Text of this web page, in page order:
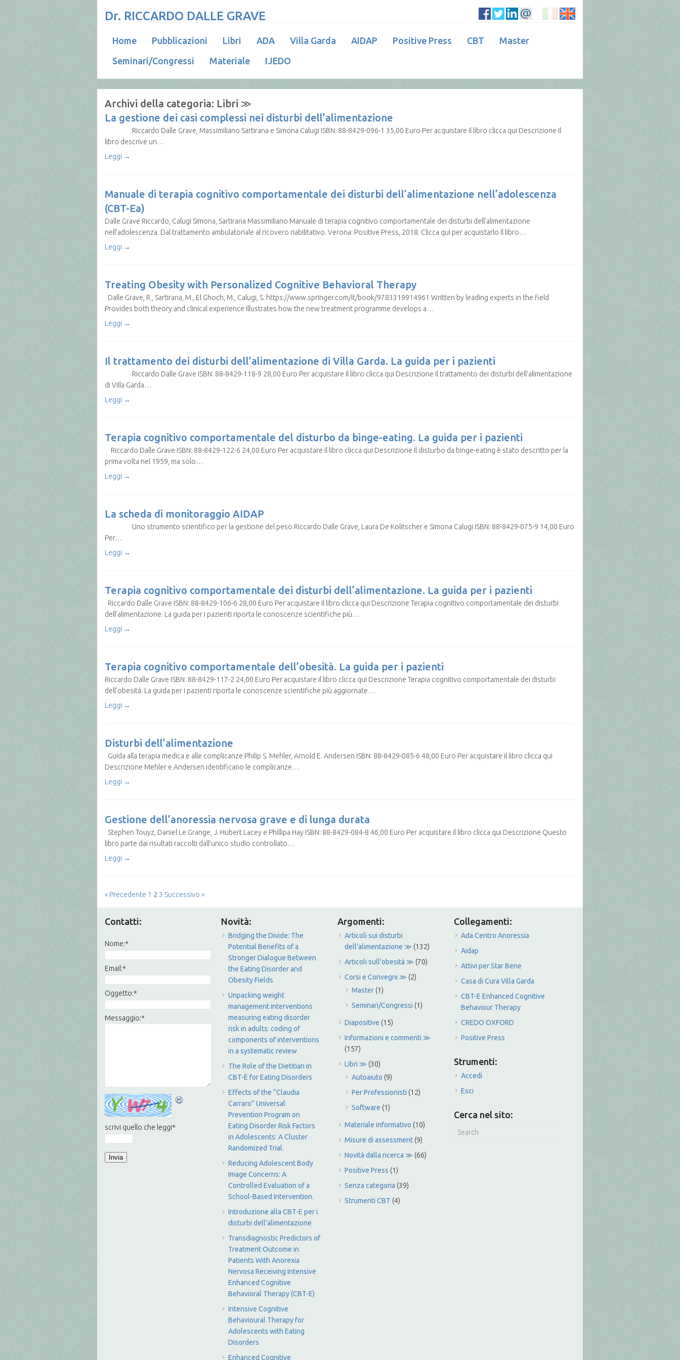
Dr. RICCARDO DALLE GRAVE
Home Pubblicazioni Libri ADA Villa Garda AIDAP Positive Press CBT
Master
Seminari/Congressi
Materiale IJEDO
Archivi della categoria: Libri ≫
La gestione dei casi complessi nei disturbi dell’alimentazione
Riccardo Dalle Grave, Massimiliano Sartirana e Simona Calugi ISBN: 88-8429-096-1 35,00 Euro Per acquistare il libro clicca qui Descrizione Il
libro descrive un…
Leggi →
Manuale di terapia cognitivo comportamentale dei disturbi dell’alimentazione nell’adolescenza
(CBT-Ea)
Dalle Grave Riccardo, Calugi Simona, Sartirana Massimiliano Manuale di terapia cognitivo comportamentale dei disturbi dell’alimentazione
nell’adolescenza. Dal trattamento ambulatoriale al ricovero riabilitativo. Verona: Positive Press, 2018. Clicca qui per acquistarlo Il libro…
Leggi →
Treating Obesity with Personalized Cognitive Behavioral Therapy
Dalle Grave, R., Sartirana, M., El Ghoch, M., Calugi, S. https://www.springer.com/it/book/9783319914961 Written by leading experts in the field
Provides both theory and clinical experience Illustrates how the new treatment programme develops a…
Leggi →
Il trattamento dei disturbi dell’alimentazione di Villa Garda. La guida per i pazienti
Riccardo Dalle Grave ISBN: 88-8429-118-9 28,00 Euro Per acquistare il libro clicca qui Descrizione Il trattamento dei disturbi dell’alimentazione
di Villa Garda…
Leggi →
Terapia cognitivo comportamentale del disturbo da binge-eating. La guida per i pazienti
Riccardo Dalle Grave ISBN: 88-8429-122-6 24,00 Euro Per acquistare il libro clicca qui Descrizione Il disturbo da binge-eating è stato descritto per la
prima volta nel 1959, ma solo…
Leggi →
La scheda di monitoraggio AIDAP
Uno strumento scientifico per la gestione del peso Riccardo Dalle Grave, Laura De Kolitscher e Simona Calugi ISBN: 88-8429-075-9 14,00 Euro
Per…
Leggi →
Terapia cognitivo comportamentale dei disturbi dell’alimentazione. La guida per i pazienti
Riccardo Dalle Grave ISBN: 88-8429-106-6 28,00 Euro Per acquistare il libro clicca qui Descrizione Terapia cognitivo comportamentale dei disturbi
dell’alimentazione. La guida per i pazienti riporta le conoscenze scientifiche più…
Leggi →
Terapia cognitivo comportamentale dell’obesità. La guida per i pazienti
Riccardo Dalle Grave ISBN: 88-8429-117-2 24,00 Euro Per acquistare il libro clicca qui Descrizione Terapia cognitivo comportamentale dei disturbi
dell’obesità. La guida per i pazienti riporta le conoscenze scientifiche più aggiornate…
Leggi →
Disturbi dell’alimentazione
Guida alla terapia medica e alle complicanze Philip S. Mehler, Arnold E. Andersen ISBN: 88-8429-085-6 48,00 Euro Per acquistare il libro clicca qui
Descrizione Mehler e Andersen identificano le complicanze…
Leggi →
Gestione dell’anoressia nervosa grave e di lunga durata
Stephen Touyz, Daniel Le Grange, J. Hubert Lacey e Phillipa Hay ISBN: 88-8429-084-8 46,00 Euro Per acquistare il libro clicca qui Descrizione Questo
libro parte dai risultati raccolti dall’unico studio controllato…
Leggi →
« Precedente 1 2 3 Successivo »
Contatti:
Nome:*
Email:*
Oggetto:*
Messaggio:*
scrivi quello che leggi*
Novità:
Bridging the Divide: The
Potential Benefits of a
Stronger Dialogue Between
the Eating Disorder and
Obesity Fields
Unpacking weight
management interventions
measuring eating disorder
risk in adults: coding of
components of interventions
in a systematic review
The Role of the Dietitian in
CBT-E for Eating Disorders
Effects of the “Claudia
Carraro” Universal
Prevention Program on
Eating Disorder Risk Factors
in Adolescents: A Cluster
Randomized Trial.
Reducing Adolescent Body
Image Concerns: A
Controlled Evaluation of a
School-Based Intervention.
Introduzione alla CBT-E per i
disturbi dell’alimentazione
Transdiagnostic Predictors of
Treatment Outcome in
Patients With Anorexia
Nervosa Receiving Intensive
Enhanced Cognitive
Behavioral Therapy (CBT-E)
Intensive Cognitive
Behavioural Therapy for
Adolescents with Eating
Disorders
Enhanced Cognitive
Argomenti:
Articoli sui disturbi
dell'alimentazione ≫ (132)
Articoli sull'obesità ≫ (70)
Corsi e Convegni ≫ (2)
Master (1)
Seminari/Congressi (1)
Diapositive (15)
Informazioni e commenti ≫
(157)
Libri ≫ (30)
Autoaiuto (9)
Per Professionisti (12)
Software (1)
Materiale informativo (10)
Misure di assessment (9)
Novità dalla ricerca ≫ (66)
Positive Press (1)
Senza categoria (39)
Strumenti CBT (4)
Collegamenti:
Ada Centro Anoressia
Aidap
Attivi per Star Bene
Casa di Cura Villa Garda
CBT-E Enhanced Cognitive
Behaviour Therapy
CREDO OXFORD
Positive Press
Strumenti:
Accedi
Esci
Cerca nel sito: